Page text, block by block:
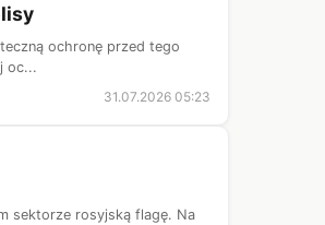
ochronę przed tego
oc...
31.07.2026 05:23
sektorze rosyjską flagę. Na